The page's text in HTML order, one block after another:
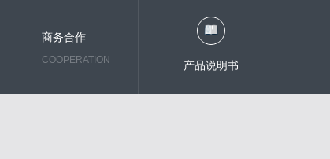
商务合作
COOPERATION 产品说明书